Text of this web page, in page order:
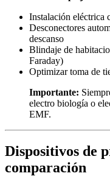
Instalación eléctrica
Desconectores
descanso
Blindaje de
Faraday)
Optimizar toma de
Importante:
electro biología o
EMF.
Dispositivos de
comparación